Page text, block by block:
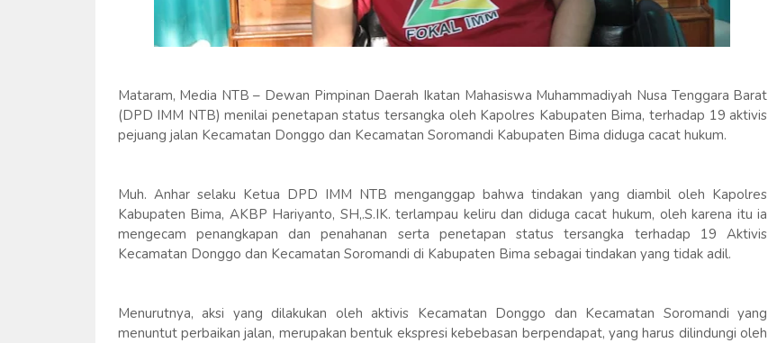
Mataram, Media NTB – Dewan Pimpinan Daerah Ikatan Mahasiswa Muhammadiyah Nusa Tenggara Barat
(DPD IMM NTB) menilai penetapan status tersangka oleh Kapolres Kabupaten Bima, terhadap 19 aktivis
pejuang jalan Kecamatan Donggo dan Kecamatan Soromandi Kabupaten Bima diduga cacat hukum.
Muh. Anhar selaku Ketua DPD IMM NTB menganggap bahwa tindakan yang diambil oleh Kapolres
Kabupaten Bima, AKBP Hariyanto, SH,.S.IK. terlampau keliru dan diduga cacat hukum, oleh karena itu ia
mengecam penangkapan dan penahanan serta penetapan status tersangka terhadap 19 Aktivis
Kecamatan Donggo dan Kecamatan Soromandi di Kabupaten Bima sebagai tindakan yang tidak adil.
Menurutnya, aksi yang dilakukan oleh aktivis Kecamatan Donggo dan Kecamatan Soromandi yang
menuntut perbaikan jalan, merupakan bentuk ekspresi kebebasan berpendapat, yang harus dilindungi oleh